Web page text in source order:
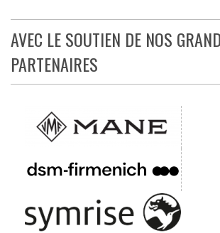
AVEC LE SOUTIEN DE NOS
PARTENAIRES